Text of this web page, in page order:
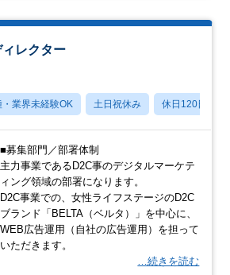
レクター
・業界未経験OK 土日祝休み 休日120日以上
■募集部門／部署体制
主力事業であるD2C事のデジタルマーケテ
ィング領域の部署になります。
D2C事業での、女性ライフステージのD2C
ブランド「BELTA（ベルタ）」を中心に、
WEB広告運用（自社の広告運用）を担って
いただきます。
…続きを読む